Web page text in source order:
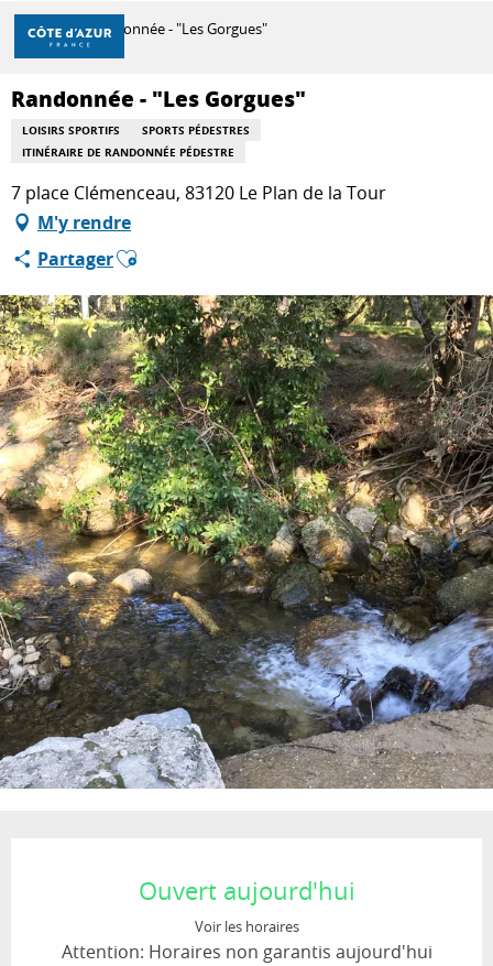
Aller
contenu
principal
DÉCOUVRIR
À FAIRE
SÉJOURNER
Accueil Randonnée - "Les Gorgues"
Randonnée - "Les Gorgues"
LOISIRS SPORTIFS
SPORTS PÉDESTRES
ITINÉRAIRE DE RANDONNÉE PÉDESTRE
7 place Clémenceau, 83120 Le Plan de la Tour
M'y rendre
PartagerAjouter aux favoris
Ouvert aujourd'hui
Voir les horaires
Attention: Horaires non garantis aujourd'hui